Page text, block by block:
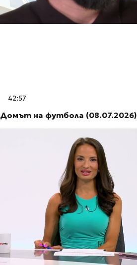
42:57
Домът на футбола (08.07.2026)